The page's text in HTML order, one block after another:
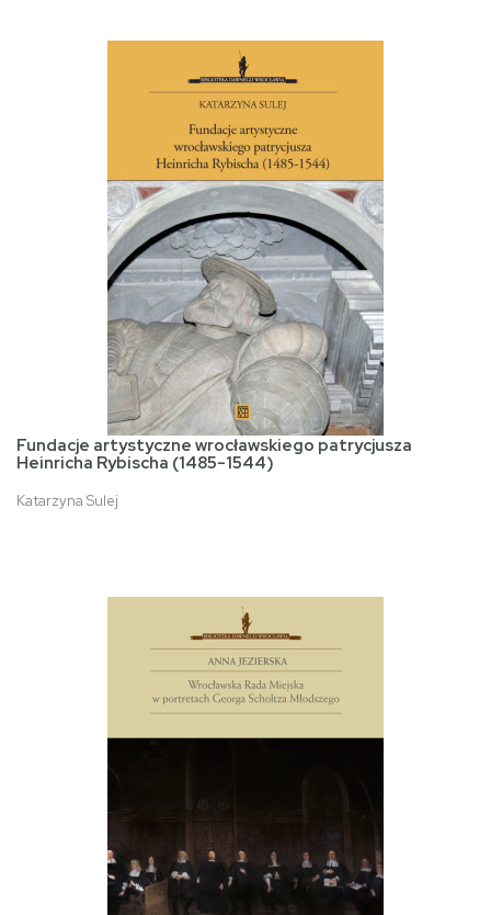
Fundacje artystyczne wrocławskiego patrycjusza
Heinricha Rybischa (1485-1544)
Katarzyna Sulej